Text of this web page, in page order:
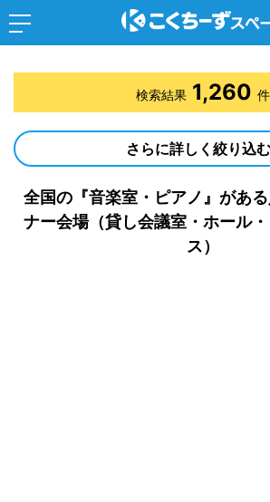
全国の『音楽室・ピアノ』があ
ナー会場（貸し会議室・ホール
ス）
検索結果 1,260 件
さらに詳しく絞り込む